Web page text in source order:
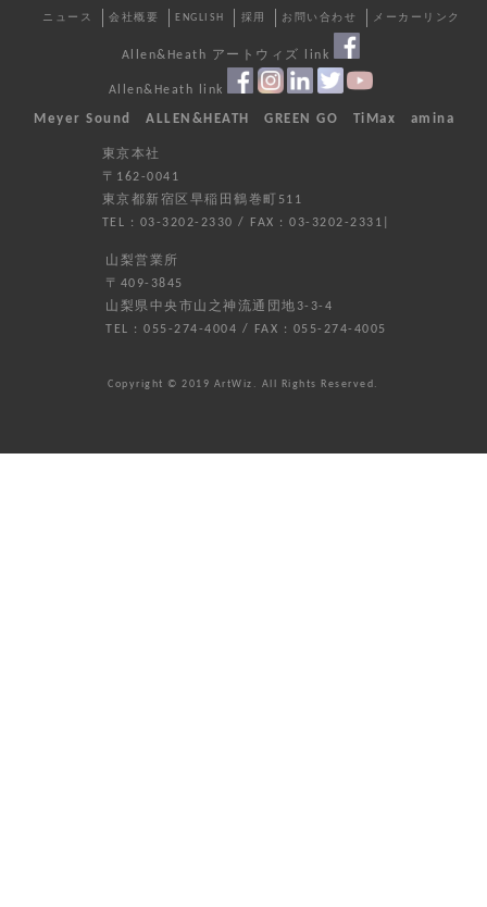
ニュース 会社概要 ENGLISH 採用 お問い合わせ メーカーリンク
Allen&Heath アートウィズ link
Allen&Heath link
Meyer Sound ALLEN&HEATH GREEN GO TiMax amina
東京本社
〒162-0041
東京都新宿区早稲田鶴巻町511
TEL : 03-3202-2330 / FAX : 03-3202-2331|
山梨営業所
〒409-3845
山梨県中央市山之神流通団地3-3-4
TEL : 055-274-4004 / FAX : 055-274-4005
Copyright © 2019 ArtWiz. All Rights Reserved.